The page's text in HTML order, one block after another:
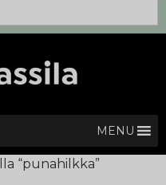
MENU
“punahilkka”